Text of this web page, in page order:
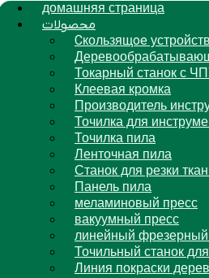
домашняя страница
محصولات
Cкользящoe
Токарный станок с
Клеевая кромка
Производитель
Точилка для
Точилка пила
Ленточная пила
Станок для резки
Панель пила
меламиновый пресс
вакуумный пресс
линейный фрезерный
Точильный станок
Линия покраски